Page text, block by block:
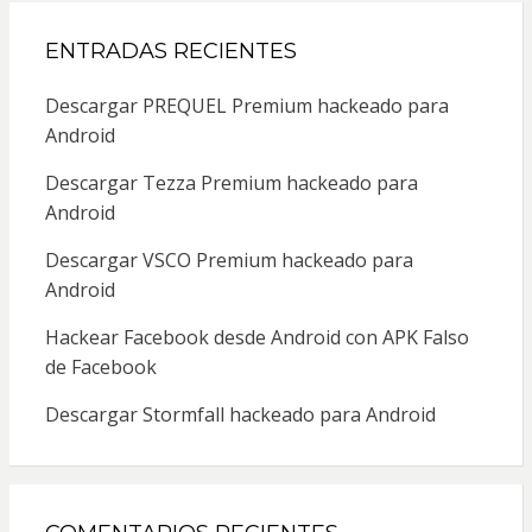
ENTRADAS RECIENTES
Descargar PREQUEL Premium hackeado para
Android
Descargar Tezza Premium hackeado para
Android
Descargar VSCO Premium hackeado para
Android
Hackear Facebook desde Android con APK Falso
de Facebook
Descargar Stormfall hackeado para Android